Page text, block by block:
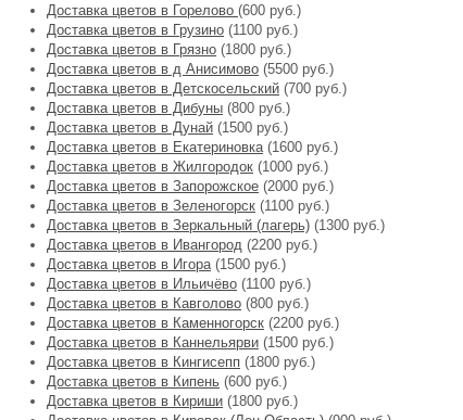
Доставка цветов в Горелово (600 руб.)
Доставка цветов в Грузино (1100 руб.)
Доставка цветов в Грязно (1800 руб.)
Доставка цветов в д Анисимово (5500 руб.)
Доставка цветов в Детскосельский (700 руб.)
Доставка цветов в Дибуны (800 руб.)
Доставка цветов в Дунай (1500 руб.)
Доставка цветов в Екатериновка(1600 руб.)
Доставка цветов в Жилгородок (1000 руб.)
Доставка цветов в Запорожское (2000 руб.)
Доставка цветов в Зеленогорск (1100 руб.)
Доставка цветов в Зеркальный (лагерь) (1300 руб.)
Доставка цветов в Ивангород (2200 руб.)
Доставка цветов в Игора(1500 руб.)
Доставка цветов в Ильичёво (1100 руб.)
Доставка цветов в Кавголово (800 руб.)
Доставка цветов в Каменногорск (2200 руб.)
Доставка цветов в Каннельярви (1500 руб.)
Доставка цветов в Кингисепп (1800 руб.)
Доставка цветов в Кипень (600 руб.)
Доставка цветов в Кириши (1800 руб.)